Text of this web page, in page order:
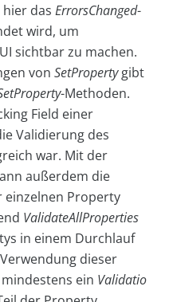
das ErrorsChanged-
wird, um
sichtbar zu machen.
von SetPropertygibt
-Methoden.
Field einer
Validierung des
war. Mit der
außerdem die
einzelnen Property
ValidateAllProperties
in einem Durchlauf
dieser
ein Validatio